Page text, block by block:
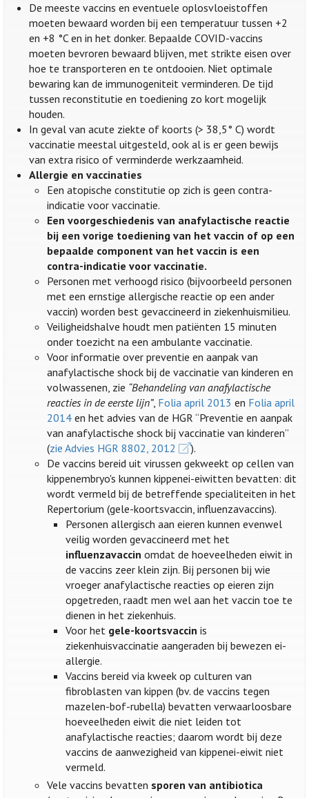
De meeste vaccins en eventuele oplosvloeistoffen
moeten bewaard worden bij een temperatuur tussen +2
en +8 °C en in het donker. Bepaalde COVID-vaccins
moeten bevroren bewaard blijven, met strikte eisen over
hoe te transporteren en te ontdooien. Niet optimale
bewaring kan de immunogeniteit verminderen. De tijd
tussen reconstitutie en toediening zo kort mogelijk
houden.
In geval van acute ziekte of koorts (> 38,5° C) wordt
vaccinatie meestal uitgesteld, ook al is er geen bewijs
van extra risico of verminderde werkzaamheid.
Allergie en vaccinaties
Een atopische constitutie op zich is geen contra-
indicatie voor vaccinatie.
Een voorgeschiedenis van anafylactische reactie
bij een vorige toediening van het vaccin of op een
bepaalde component van het vaccin is een
contra-indicatie voor vaccinatie.
Personen met verhoogd risico (bijvoorbeeld personen
met een ernstige allergische reactie op een ander
vaccin) worden best gevaccineerd in ziekenhuismilieu.
Veiligheidshalve houdt men patiënten 15 minuten
onder toezicht na een ambulante vaccinatie.
Voor informatie over preventie en aanpak van
anafylactische shock bij de vaccinatie van kinderen en
volwassenen, zie “Behandeling van anafylactische
reacties in de eerste lijn”, Folia april 2013 en Folia april
2014 en het advies van de HGR “Preventie en aanpak
van anafylactische shock bij vaccinatie van kinderen”
(zie Advies HGR 8802, 2012
).
De vaccins bereid uit virussen gekweekt op cellen van
kippenembryo's kunnen kippenei-eiwitten bevatten: dit
wordt vermeld bij de betreffende specialiteiten in het
Repertorium (gele-koortsvaccin, influenzavaccins).
Personen allergisch aan eieren kunnen evenwel
veilig worden gevaccineerd met het
influenzavaccin omdat de hoeveelheden eiwit in
de vaccins zeer klein zijn. Bij personen bij wie
vroeger anafylactische reacties op eieren zijn
opgetreden, raadt men wel aan het vaccin toe te
dienen in het ziekenhuis.
Voor het gele-koortsvaccin is
ziekenhuisvaccinatie aangeraden bij bewezen ei-
allergie.
Vaccins bereid via kweek op culturen van
fibroblasten van kippen (bv. de vaccins tegen
mazelen-bof-rubella) bevatten verwaarloosbare
hoeveelheden eiwit die niet leiden tot
anafylactische reacties; daarom wordt bij deze
vaccins de aanwezigheid van kippenei-eiwit niet
vermeld.
Vele vaccins bevatten sporen van antibiotica